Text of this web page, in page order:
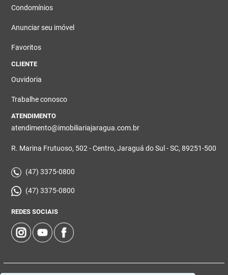
Condomínios
Anunciar seu imóvel
Favoritos
CLIENTE
Ouvidoria
Trabalhe conosco
ATENDIMENTO
atendimento@imobiliariajaragua.com.br
R. Marina Frutuoso, 502 - Centro, Jaraguá do Sul - SC, 89251-500
(47) 3375-0800
(47) 3375-0800
REDES SOCIAIS